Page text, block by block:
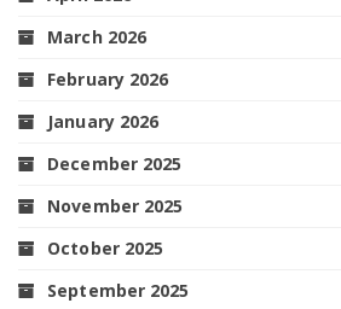
March 2026
February 2026
January 2026
December 2025
November 2025
October 2025
September 2025